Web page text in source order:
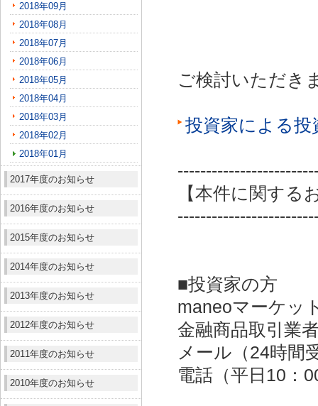
2018年09月
2018年08月
2018年07月
2018年06月
2018年05月
2018年04月
2018年03月
2018年02月
2018年01月
2017年度のお知らせ
2016年度のお知らせ
2015年度のお知らせ
2014年度のお知らせ
2013年度のお知らせ
2012年度のお知らせ
2011年度のお知らせ
2010年度のお知らせ
ご検討いただき
投資家による
【本件に関する
■投資家の方
maneoマーケッ
金融商品取引業
メール（24時間
電話（平日10：